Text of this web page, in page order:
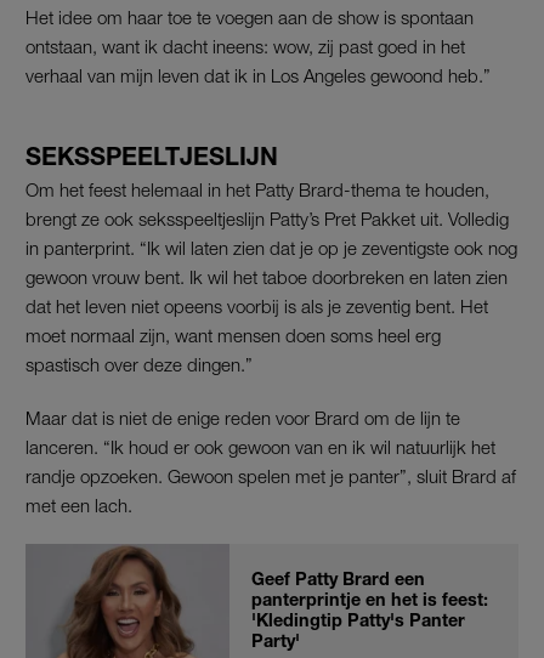
Het idee om haar toe te voegen aan de show is spontaan
ontstaan, want ik dacht ineens: wow, zij past goed in het
verhaal van mijn leven dat ik in Los Angeles gewoond heb.”
SEKSSPEELTJESLIJN
Om het feest helemaal in het Patty Brard-thema te houden,
brengt ze ook seksspeeltjeslijn Patty’s Pret Pakket uit. Volledig
in panterprint. “Ik wil laten zien dat je op je zeventigste ook nog
gewoon vrouw bent. Ik wil het taboe doorbreken en laten zien
dat het leven niet opeens voorbij is als je zeventig bent. Het
moet normaal zijn, want mensen doen soms heel erg
spastisch over deze dingen.”
Maar dat is niet de enige reden voor Brard om de lijn te
lanceren. “Ik houd er ook gewoon van en ik wil natuurlijk het
randje opzoeken. Gewoon spelen met je panter”, sluit Brard af
met een lach.
Geef Patty Brard een
panterprintje en het is feest:
'Kledingtip Patty's Panter
Party'